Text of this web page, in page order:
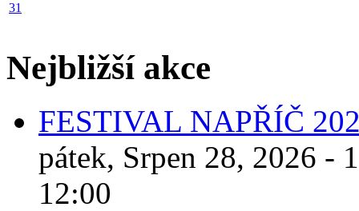
31
Nejbližší akce
FESTIVAL NAPŘÍČ
pátek, Srpen 28, 2026 -
12:00